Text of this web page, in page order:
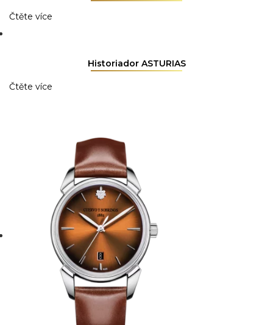
Čtěte více
Historiador ASTURIAS
Čtěte více